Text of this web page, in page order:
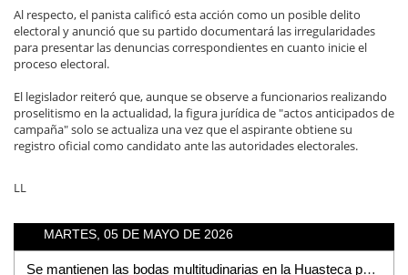
Al respecto, el panista calificó esta acción como un posible delito
electoral y anunció que su partido documentará las irregularidades
para presentar las denuncias correspondientes en cuanto inicie el
proceso electoral.
El legislador reiteró que, aunque se observe a funcionarios realizando
proselitismo en la actualidad, la figura jurídica de "actos anticipados de
campaña" solo se actualiza una vez que el aspirante obtiene su
registro oficial como candidato ante las autoridades electorales.
LL
MARTES, 05 DE MAYO DE 2026
Se mantienen las bodas multitudinarias en la Huasteca pese a nuevas tendencias